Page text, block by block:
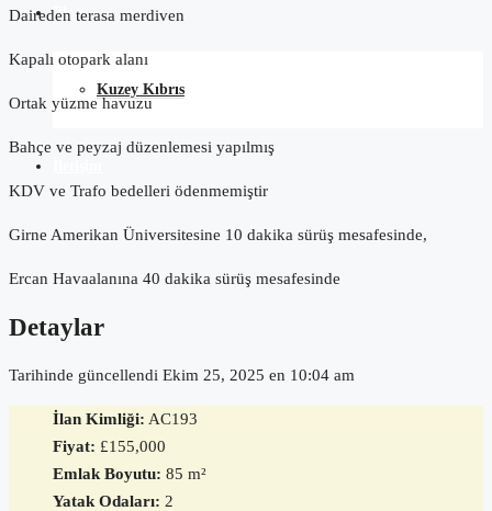
Blog
Kuzey Kıbrıs
Daireden terasa merdiven
Kapalı otopark alanı
Ortak yüzme havuzu
Bahçe ve peyzaj düzenlemesi yapılmış
KDV ve Trafo bedelleri ödenmemiştir
Girne Amerikan Üniversitesine 10 dakika sürüş mesafesinde,
Ercan Havaalanına 40 dakika sürüş mesafesinde
Detaylar
Tarihinde güncellendi Ekim 25, 2025 en 10:04 am
İlan Kimliği: AC193
Fiyat: £155,000
Emlak Boyutu: 85 m²
Yatak Odaları: 2